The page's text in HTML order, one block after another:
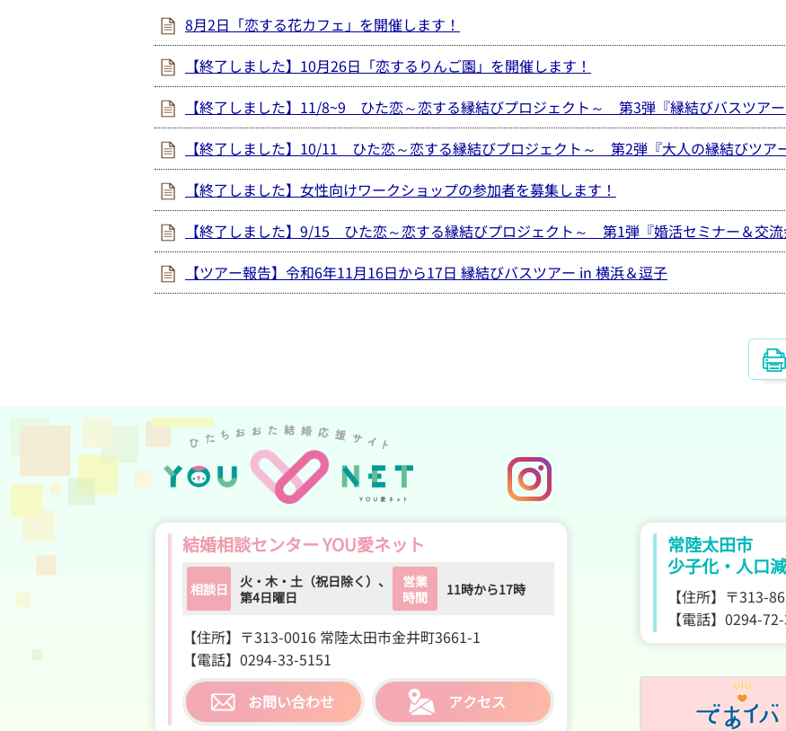
8月2日「恋する花カフェ」を開催します！
【終了しました】10月26日「恋するりんご園」を開催します！
【終了しました】11/8~9 ひた恋～恋する縁結びプロジェクト～ 第3弾『縁結びバスツア
【終了しました】10/11 ひた恋～恋する縁結びプロジェクト～ 第2弾『大人の縁結びツア
【終了しました】女性向けワークショップの参加者を募集します！
【終了しました】9/15 ひた恋～恋する縁結びプロジェクト～ 第1弾『婚活セミナー＆交流
【ツアー報告】令和6年11月16日から17日 縁結びバスツアー in 横浜＆逗子
結婚相談センター YOU愛ネット
相談日
火・木・土（祝日除く）、
第4日曜日
営業
時間
11時から17時
【住所】 〒313-0016 常陸太田市金井町3661-1
【電話】 0294-33-5151
お問い合わせ
アクセス
常陸太田市
少子化・人口
【住所】 〒313-
【電話】 0294-